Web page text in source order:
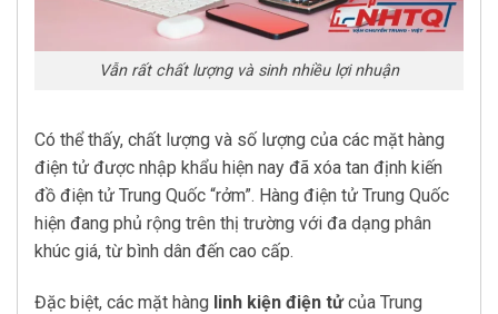
Vẫn rất chất lượng và sinh nhiều lợi nhuận
Có thể thấy, chất lượng và số lượng của các mặt hàng
điện tử được nhập khẩu hiện nay đã xóa tan định kiến
đồ điện tử Trung Quốc “rởm”. Hàng điện tử Trung Quốc
hiện đang phủ rộng trên thị trường với đa dạng phân
khúc giá, từ bình dân đến cao cấp.
Đặc biệt, các mặt hàng linh kiện điện tửcủa Trung